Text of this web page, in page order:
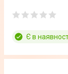
Є в